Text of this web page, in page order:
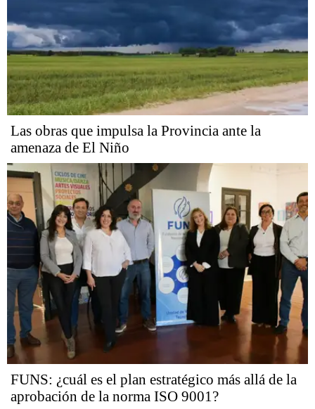
Las obras que impulsa la Provincia ante la
amenaza de El Niño
FUNS: ¿cuál es el plan estratégico más allá de la
aprobación de la norma ISO 9001?